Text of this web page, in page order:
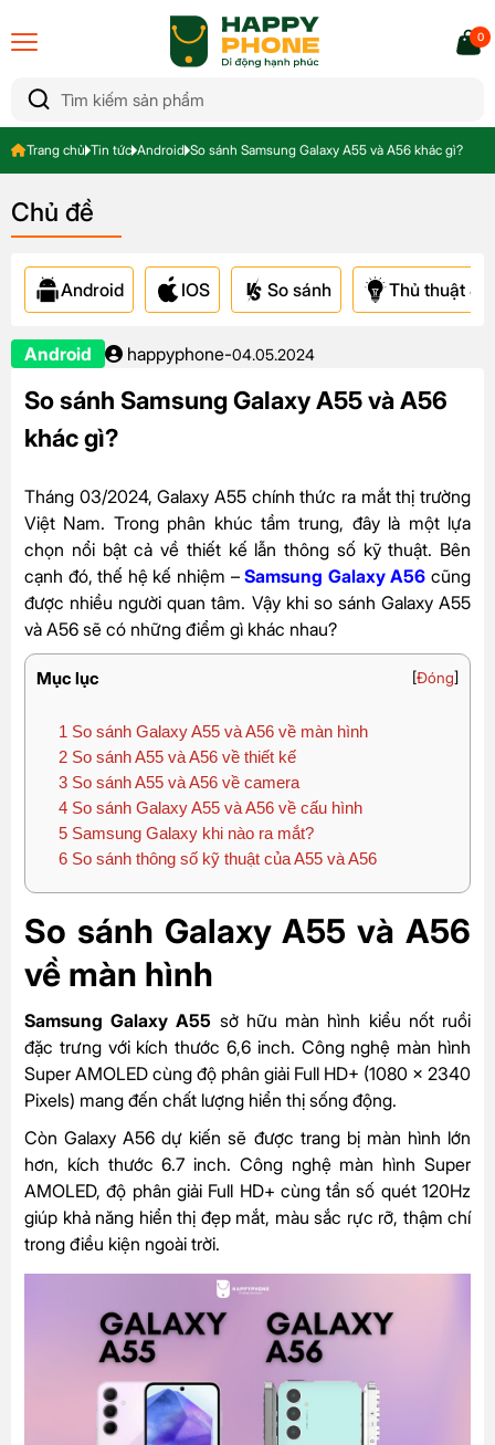
0
Trang chủ Tin tức Android So sánh Samsung Galaxy A55 và A56 khác gì?
Chủ đề
Android IOS So sánh Thủ thuật &
Android happyphone-04.05.2024
So sánh Samsung Galaxy A55 và A56
khác gì?
Tháng 03/2024, Galaxy A55 chính thức ra mắt thị trường
Việt Nam. Trong phân khúc tầm trung, đây là một lựa
chọn nổi bật cả về thiết kế lẫn thông số kỹ thuật. Bên
cạnh đó, thế hệ kế nhiệm –Samsung Galaxy A56 cũng
được nhiều người quan tâm. Vậy khi so sánh Galaxy A55
và A56 sẽ có những điểm gì khác nhau?
Mục lục [Đóng]
1 So sánh Galaxy A55 và A56 về màn hình
2 So sánh A55 và A56 về thiết kế
3 So sánh A55 và A56 về camera
4 So sánh Galaxy A55 và A56 về cấu hình
5 Samsung Galaxy khi nào ra mắt?
6 So sánh thông số kỹ thuật của A55 và A56
So sánh Galaxy A55 và A56
về màn hình
Samsung Galaxy A55 sở hữu màn hình kiểu nốt ruồi
đặc trưng với kích thước 6,6 inch. Công nghệ màn hình
Super AMOLED cùng độ phân giải Full HD+ (1080 x 2340
Pixels) mang đến chất lượng hiển thị sống động.
Còn Galaxy A56 dự kiến sẽ được trang bị màn hình lớn
hơn, kích thước 6.7 inch. Công nghệ màn hình Super
AMOLED, độ phân giải Full HD+ cùng tần số quét 120Hz
giúp khả năng hiển thị đẹp mắt, màu sắc rực rỡ, thậm chí
trong điều kiện ngoài trời.